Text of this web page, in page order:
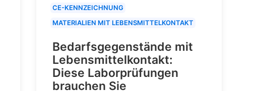
CE-KENNZEICHNUNG
MATERIALIEN MIT LEBENSMITTELKONTAKT
Bedarfsgegenstände mit
Lebensmittelkontakt:
Diese Laborprüfungen
brauchen Sie